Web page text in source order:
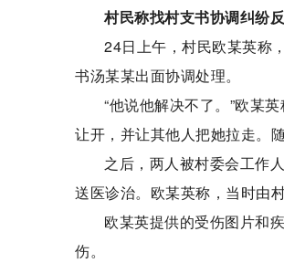
村民称找村支书协调纠纷
24日上午，村民欧某英称
书汤某某出面协调处理。
“他说他解决不了。”欧某
让开，并让其他人把她拉走。
之后，两人被村委会工作
送医诊治。欧某英称，当时由
欧某英提供的受伤图片和
伤。